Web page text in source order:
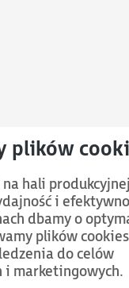
hali
i
dbamy o
plików
do celów
i marketingowych.